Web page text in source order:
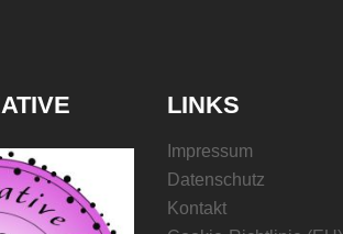
LINKS
Impressum
Datenschutz
Kontakt